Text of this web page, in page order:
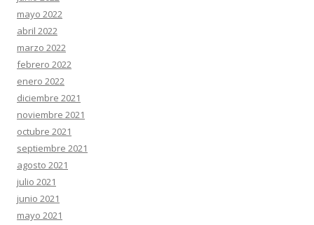
mayo 2022
abril 2022
marzo 2022
febrero 2022
enero 2022
diciembre 2021
noviembre 2021
octubre 2021
septiembre 2021
agosto 2021
julio 2021
junio 2021
mayo 2021